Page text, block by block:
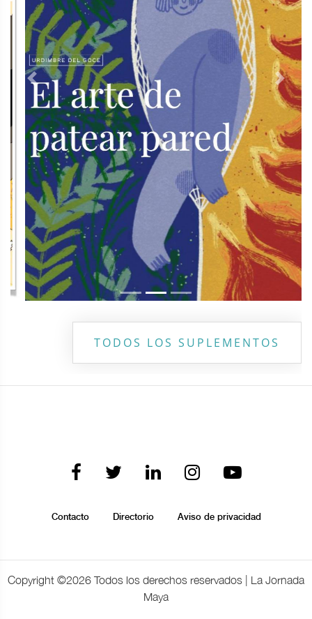
Previous Next
TODOS LOS SUPLEMENTOS
Contacto Directorio Aviso de privacidad
Copyright ©2026 Todos los derechos reservados | La Jornada
Maya